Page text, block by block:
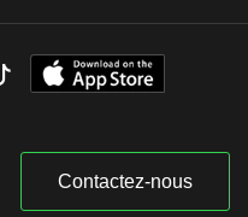
Contactez-nous